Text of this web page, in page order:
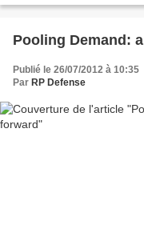
Pooling Demand:
Publié le 26/07/2012 à 10:35
Par RP Defense